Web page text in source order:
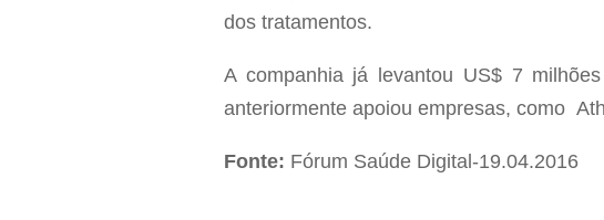
dos tratamentos.
A companhia já levantou US$ 7
anteriormente apoiou empresas, como
Fonte: Fórum Saúde Digital-19.04.2016